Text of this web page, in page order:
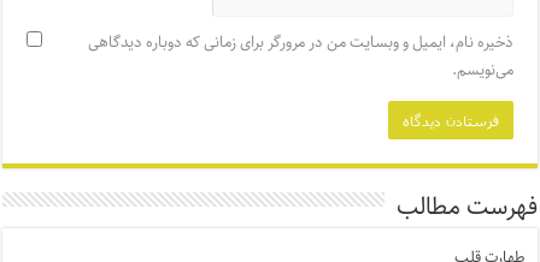
ذخیره نام، ایمیل و وبسایت من در مرورگر برای زمانی که دوباره دیدگاهی
می‌نویسم.
فهرست مطالب